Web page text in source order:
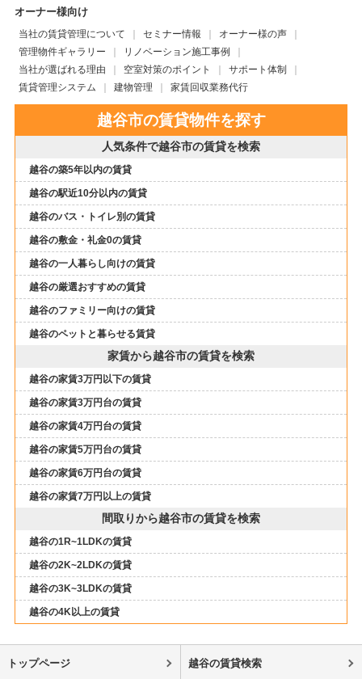
オーナー様向け
当社の賃貸管理について セミナー情報
オーナー様の声
管理物件ギャラリー
リノベーション施工事例
当社が選ばれる理由
空室対策のポイント
サポート体制
賃貸管理システム
建物管理 家賃回収業務代行
越谷市の賃貸物件を探す
人気条件で越谷市の賃貸を検索
越谷の築5年以内の賃貸
越谷の駅近10分以内の賃貸
越谷のバス・トイレ別の賃貸
越谷の敷金・礼金0の賃貸
越谷の一人暮らし向けの賃貸
越谷の厳選おすすめの賃貸
越谷のファミリー向けの賃貸
越谷のペットと暮らせる賃貸
家賃から越谷市の賃貸を検索
越谷の家賃3万円以下の賃貸
越谷の家賃3万円台の賃貸
越谷の家賃4万円台の賃貸
越谷の家賃5万円台の賃貸
越谷の家賃6万円台の賃貸
越谷の家賃7万円以上の賃貸
間取りから越谷市の賃貸を検索
越谷の1R~1LDKの賃貸
越谷の2K~2LDKの賃貸
越谷の3K~3LDKの賃貸
越谷の4K以上の賃貸
トップページ 越谷の賃貸検索